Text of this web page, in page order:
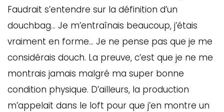
Faudrait s’entendre sur la définition d’un
douchbag… Je m’entraînais beaucoup, j’étais
vraiment en forme… Je ne pense pas que je me
considérais douch. La preuve, c’est que je ne me
montrais jamais malgré ma super bonne
condition physique. D’ailleurs, la production
m’appelait dans le loft pour que j’en montre un